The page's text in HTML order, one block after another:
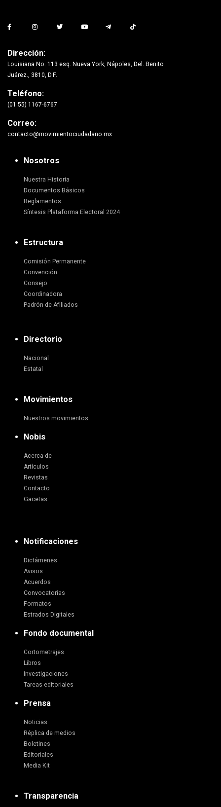
Dirección:
Louisiana No. 113 esq. Nueva York, Nápoles, Del. Benito
Juárez., 3810, D.F.
Teléfono:
(01 55) 1167-6767
Correo:
contacto@movimientociudadano.mx
Nosotros
Nuestra Historia
Documentos Básicos
Reglamentos
Síntesis Plataforma Electoral 2024
Estructura
Comisión Permanente
Convención
Consejo
Coordinadora
Padrón de Afiliados
Directorio
Nacional
Estatal
Movimientos
Nuestros movimientos
Nobis
Acerca de
Artículos
Revistas
Contacto
Gacetas
Notificaciones
Dictámenes
Avisos
Acuerdos
Convocatorias
Formatos
Estrados Digitales
Fondo documental
Cortometrajes
Libros
Investigaciones
Tareas editoriales
Prensa
Noticias
Réplica de medios
Boletines
Editoriales
Media Kit
Transparencia